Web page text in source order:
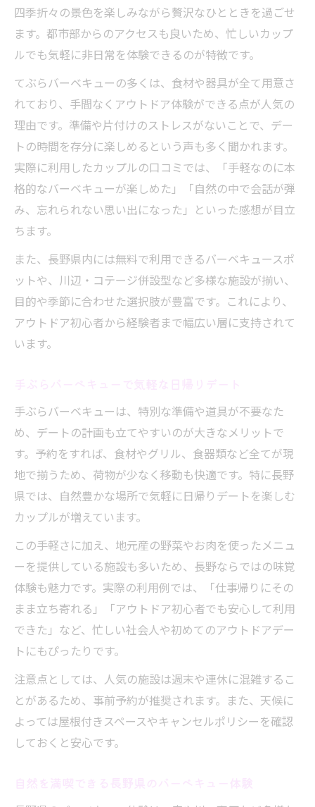
四季折々の景色を楽しみながら贅沢なひとときを過ごせ
ます。都市部からのアクセスも良いため、忙しいカップ
ルでも気軽に非日常を体験できるのが特徴です。
てぶらバーベキューの多くは、食材や器具が全て用意さ
れており、手間なくアウトドア体験ができる点が人気の
理由です。準備や片付けのストレスがないことで、デー
トの時間を存分に楽しめるという声も多く聞かれます。
実際に利用したカップルの口コミでは、「手軽なのに本
格的なバーベキューが楽しめた」「自然の中で会話が弾
み、忘れられない思い出になった」といった感想が目立
ちます。
また、長野県内には無料で利用できるバーベキュースポ
ットや、川辺・コテージ併設型など多様な施設が揃い、
目的や季節に合わせた選択肢が豊富です。これにより、
アウトドア初心者から経験者まで幅広い層に支持されて
います。
手ぶらバーベキューは、特別な準備や道具が不要なた
め、デートの計画も立てやすいのが大きなメリットで
す。予約をすれば、食材やグリル、食器類など全てが現
地で揃うため、荷物が少なく移動も快適です。特に長野
県では、自然豊かな場所で気軽に日帰りデートを楽しむ
カップルが増えています。
この手軽さに加え、地元産の野菜やお肉を使ったメニュ
ーを提供している施設も多いため、長野ならではの味覚
体験も魅力です。実際の利用例では、「仕事帰りにその
まま立ち寄れる」「アウトドア初心者でも安心して利用
できた」など、忙しい社会人や初めてのアウトドアデー
トにもぴったりです。
注意点としては、人気の施設は週末や連休に混雑するこ
とがあるため、事前予約が推奨されます。また、天候に
よっては屋根付きスペースやキャンセルポリシーを確認
しておくと安心です。